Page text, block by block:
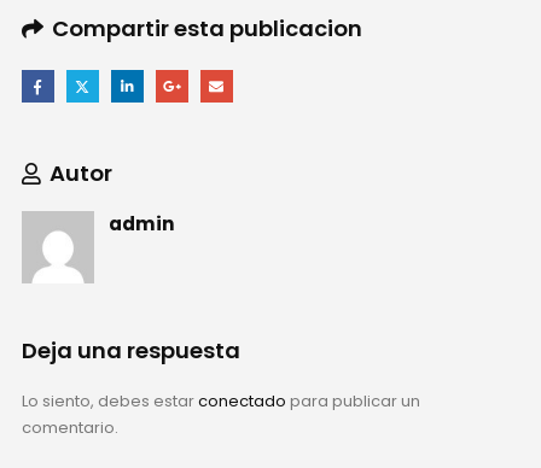
Compartir esta publicacion
Autor
admin
Deja una respuesta
Lo siento, debes estarconectado para publicar un
comentario.